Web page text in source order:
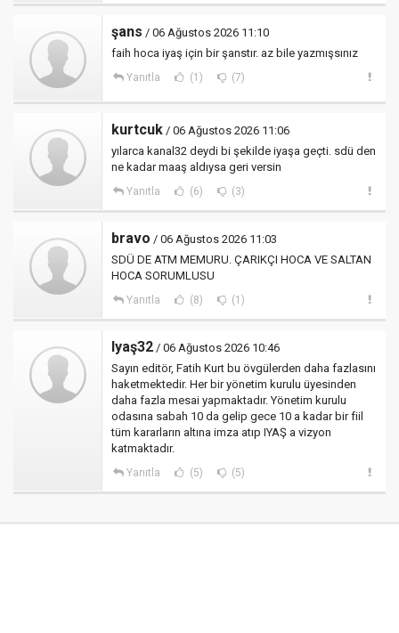
şans / 06 Ağustos 2026 11:10
faih hoca iyaş için bir şanstır. az bile yazmışsınız
Yanıtla (1) (7)
kurtcuk / 06 Ağustos 2026 11:06
yılarca kanal32 deydi bi şekilde iyaşa geçti. sdü den
ne kadar maaş aldıysa geri versin
Yanıtla (6) (3)
bravo / 06 Ağustos 2026 11:03
SDÜ DE ATM MEMURU. ÇARIKÇI HOCA VE SALTAN
HOCA SORUMLUSU
Yanıtla (8) (1)
Iyaş32 / 06 Ağustos 2026 10:46
Sayın editör, Fatih Kurt bu övgülerden daha fazlasını
haketmektedir. Her bir yönetim kurulu üyesinden
daha fazla mesai yapmaktadır. Yönetim kurulu
odasına sabah 10 da gelip gece 10 a kadar bir fiil
tüm kararların altına imza atıp IYAŞ a vizyon
katmaktadır.
Yanıtla (5) (5)